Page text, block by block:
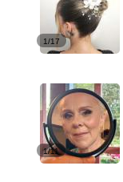
1/17
1/11